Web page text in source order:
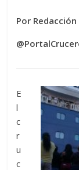
Por
E
l
c
r
u
c